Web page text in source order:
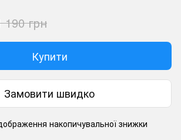
190 грн
Купити
Замовити швидко
накопичувальної знижки